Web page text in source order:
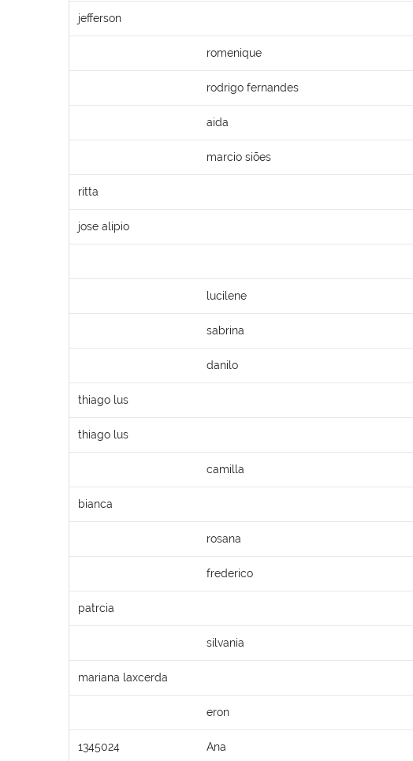
jefferson
romenique
rodrigo fernandes
aida
marcio siões
ritta
jose alipio
lucilene
sabrina
danilo
thiago lus
thiago lus
camilla
bianca
rosana
frederico
patrcia
silvania
mariana laxcerda
eron
1345024 Ana